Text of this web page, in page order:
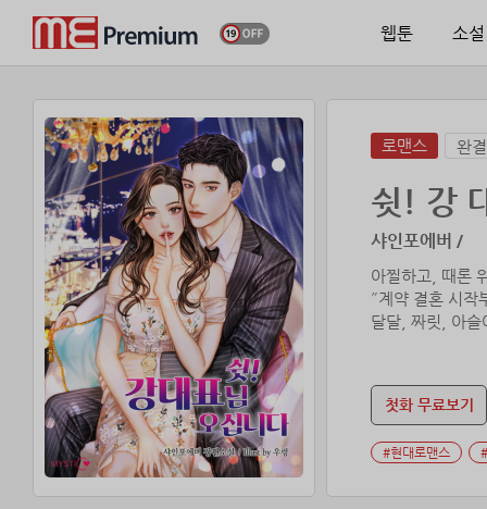
웹툰 소설
로맨스 완결
쉿! 강
샤인포에버 /
아찔하고, 때론
˝계약 결혼 시작
달달, 짜릿, 아슬
첫화 무료보기
#현대로맨스